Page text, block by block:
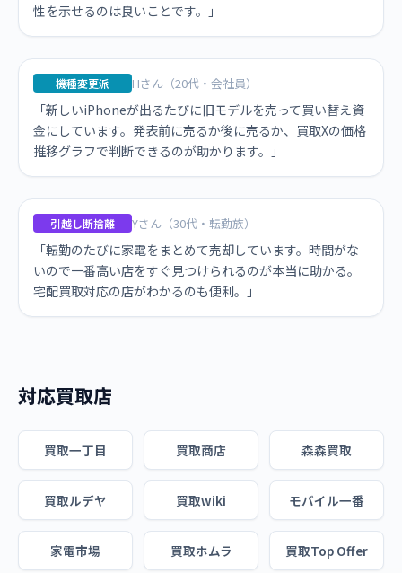
性を示せるのは良いことです。」
機種変更派 Hさん（20代・会社員）
「新しいiPhoneが出るたびに旧モデルを売って買い替え資
金にしています。発表前に売るか後に売るか、買取Xの価格
推移グラフで判断できるのが助かります。」
引越し断捨離 Yさん（30代・転勤族）
「転勤のたびに家電をまとめて売却しています。時間がな
いので一番高い店をすぐ見つけられるのが本当に助かる。
宅配買取対応の店がわかるのも便利。」
対応買取店
買取一丁目 買取商店 森森買取
買取ルデヤ 買取wiki モバイル一番
家電市場 買取ホムラ 買取Top Offer